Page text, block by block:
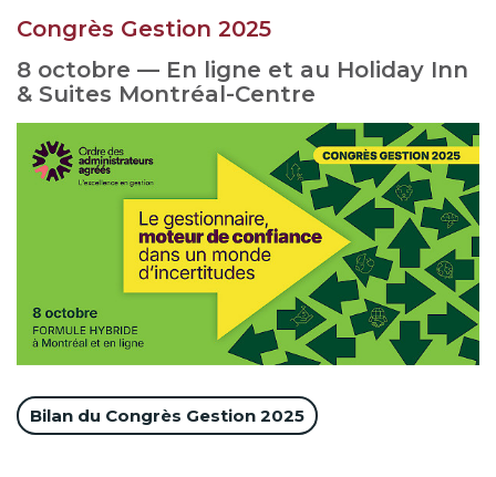
Congrès Gestion 2025
8 octobre — En ligne et au Holiday Inn
& Suites Montréal-Centre
Bilan du Congrès Gestion 2025